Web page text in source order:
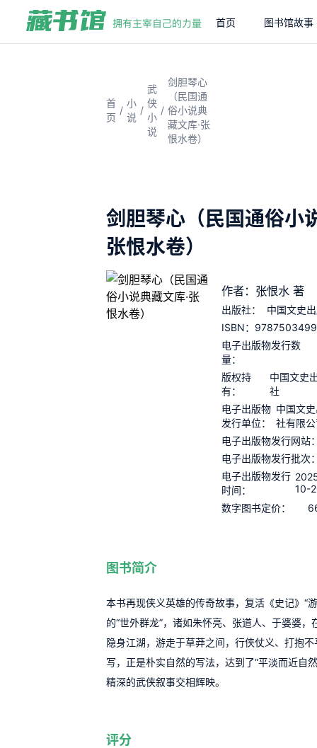
首页 图书馆故事
首
页
/
小
说
/
武
侠
小
说
/
剑胆琴心
（民国通
俗小说典
藏文库·张
恨水卷）
剑胆琴心（民国通俗小
张恨水卷）
作者：张恨水 著
出版社：
中国文史
ISBN：
电子出版物发行数
量：
版权持
有：
中国文史
社
电子出版物
发行单位：
中国文
社有限
电子出版物发行网站
电子出版物发行批次
电子出版物发行
时间：
10-
数字图书定价：
图书简介
本书再现侠义英雄的传奇故事，复活《史记》“
的“世外群龙”，诸如朱怀亮、张道人、于婆婆，
隐身江湖，游走于草莽之间，行侠仗义、打抱
写，正是朴实自然的写法，达到了“平淡而近自
精深的武侠叙事交相辉映。
评分